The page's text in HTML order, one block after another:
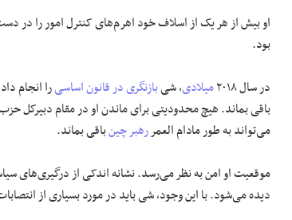
او بیش از هر یک از اسلاف خود اهرم‌های کنترل امور را در
بود.
در سال ۲۰۱۸ میلادی، شیبازنگری در قانون اساسیرا انجام
باقی بماند. هیچ محدودیتی برای ماندن او در مقام دبیرکل
می‌تواند به طور مادام العمررهبر چینباقی بماند.
دیده می‌شود. با این وجود، شی باید در مورد بسیاری از